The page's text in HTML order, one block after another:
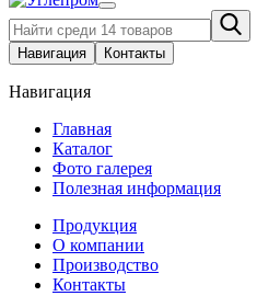
Навигация Контакты
Навигация
Главная
Каталог
Фото галерея
Полезная информация
Продукция
О компании
Производство
Контакты